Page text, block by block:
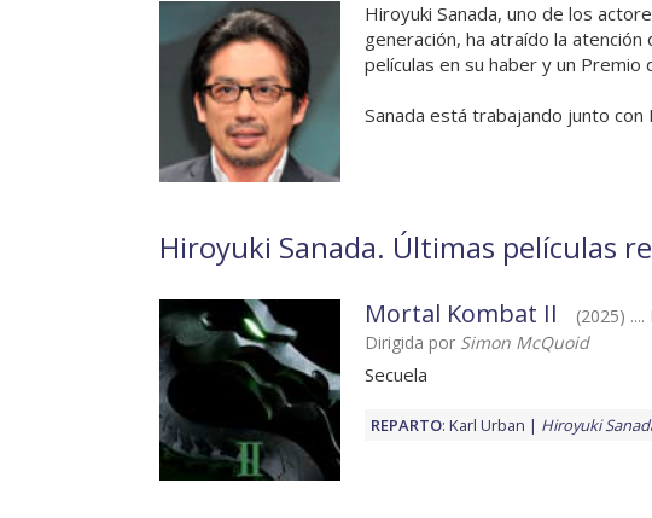
Hiroyuki Sanada, uno de los
generación, ha atraído la
películas en su haber y un Premio
Sanada está trabajando junto con
Hiroyuki Sanada. Últimas películas
Mortal Kombat II
(2025)
Dirigida por Simon McQuoid
Secuela
REPARTO: Karl Urban Hiroyuki